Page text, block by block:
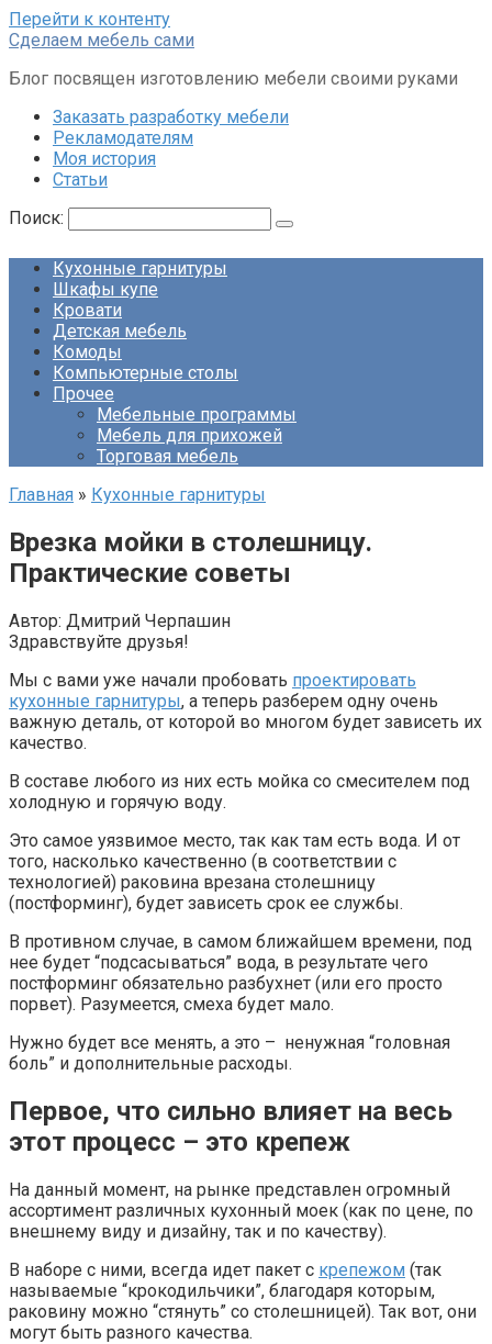
Перейти к контенту
Сделаем мебель сами
Блог посвящен изготовлению мебели своими руками
Заказать разработку мебели
Рекламодателям
Моя история
Статьи
Поиск:
Кухонные гарнитуры
Шкафы купе
Кровати
Детская мебель
Комоды
Компьютерные столы
Прочее
Мебельные программы
Мебель для прихожей
Торговая мебель
Главная » Кухонные гарнитуры
Врезка мойки в столешницу.
Практические советы
Автор: Дмитрий Черпашин
Здравствуйте друзья!
Мы с вами уже начали пробовать проектировать
кухонные гарнитуры, а теперь разберем одну очень
важную деталь, от которой во многом будет зависеть их
качество.
В составе любого из них есть мойка со смесителем под
холодную и горячую воду.
Это самое уязвимое место, так как там есть вода. И от
того, насколько качественно (в соответствии с
технологией) раковина врезана столешницу
(постформинг), будет зависеть срок ее службы.
В противном случае, в самом ближайшем времени, под
нее будет “подсасываться” вода, в результате чего
постформинг обязательно разбухнет (или его просто
порвет). Разумеется, смеха будет мало.
Нужно будет все менять, а это – ненужная “головная
боль” и дополнительные расходы.
Первое, что сильно влияет на весь
этот процесс – это крепеж
На данный момент, на рынке представлен огромный
ассортимент различных кухонный моек (как по цене, по
внешнему виду и дизайну, так и по качеству).
В наборе с ними, всегда идет пакет с крепежом (так
называемые “крокодильчики”, благодаря которым,
раковину можно “стянуть” со столешницей). Так вот, они
могут быть разного качества.